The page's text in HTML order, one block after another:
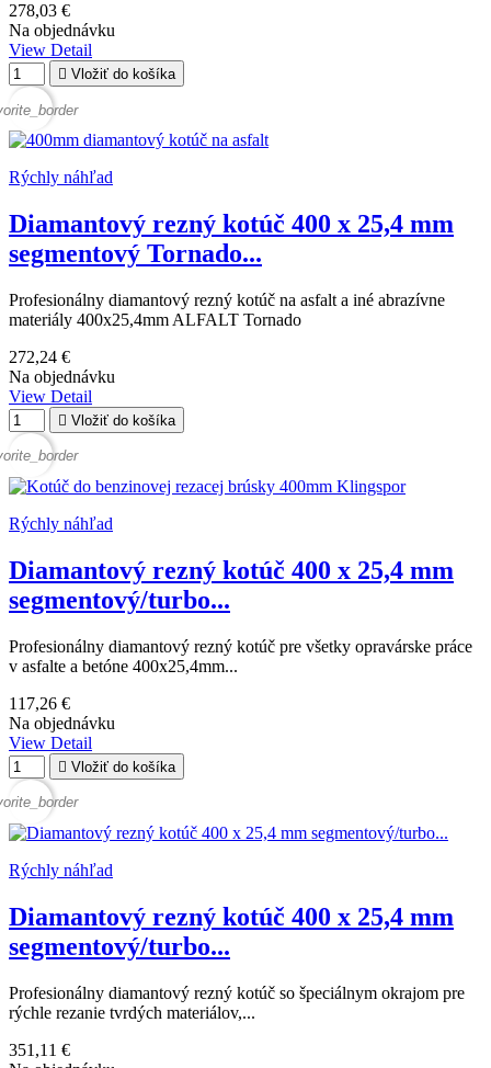
278,03 €
Na objednávku
View Detail
 Vložiť do košíka
Rýchly náhľad
Diamantový rezný kotúč 400 x 25,4 mm
segmentový Tornado...
Profesionálny diamantový rezný kotúč na asfalt a iné abrazívne
materiály 400x25,4mm ALFALT Tornado
272,24 €
Na objednávku
View Detail
 Vložiť do košíka
Rýchly náhľad
Diamantový rezný kotúč 400 x 25,4 mm
segmentový/turbo...
Profesionálny diamantový rezný kotúč pre všetky opravárske práce
v asfalte a betóne 400x25,4mm...
117,26 €
Na objednávku
View Detail
 Vložiť do košíka
Rýchly náhľad
Diamantový rezný kotúč 400 x 25,4 mm
segmentový/turbo...
Profesionálny diamantový rezný kotúč so špeciálnym okrajom pre
rýchle rezanie tvrdých materiálov,...
351,11 €